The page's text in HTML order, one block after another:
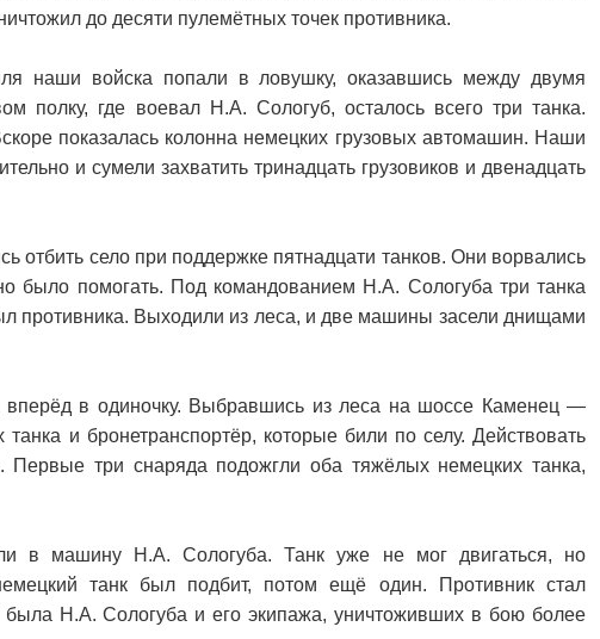
до десяти пулемётных точек противника.
наши войска попали в ловушку, оказавшись между двумя
полку, где воевал Н.А. Сологуб, осталось всего три танка.
показалась колонна немецких грузовых автомашин. Наши
и сумели захватить тринадцать грузовиков и двенадцать
отбить село при поддержке пятнадцати танков. Они ворвались
было помогать. Под командованием Н.А. Сологуба три танка
противника. Выходили из леса, и две машины засели днищами
вперёд в одиночку. Выбравшись из леса на шоссе Каменец —
и бронетранспортёр, которые били по селу. Действовать
три снаряда подожгли оба тяжёлых немецких танка,
в машину Н.А. Сологуба. Танк уже не мог двигаться, но
танк был подбит, потом ещё один. Противник стал
была Н.А. Сологуба и его экипажа, уничтоживших в бою более